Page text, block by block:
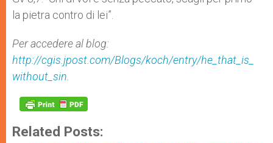
la pietra contro di lei”.
Per accedere al blog:
http://cgis.jpost.com/Blogs/koch/entry/he_that_is_
without_sin
Related Posts: